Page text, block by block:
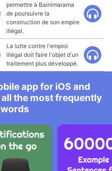
permettre à Bainimarama
de poursuivre la
construction de son empire
illégal.
La lutte contre l'emploi
illégal doit faire l'objet d'un
traitement plus développé.
app for iOS and
the most frequently